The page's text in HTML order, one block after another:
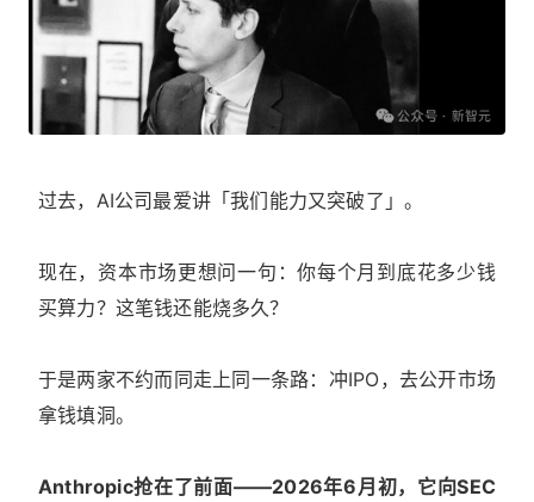
过去，AI公司最爱讲「我们能力又突破了」。
现在，资本市场更想问一句：你每个月到底花多少钱
买算力？这笔钱还能烧多久？
于是两家不约而同走上同一条路：冲IPO，去公开市场
拿钱填洞。
Anthropic抢在了前面——2026年6月初，它向SEC